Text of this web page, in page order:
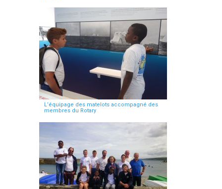
L’équipage des matelots accompagné des
membres du Rotary